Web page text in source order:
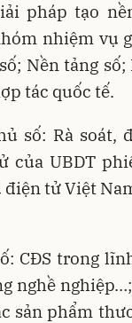
pháp tạo
nhiệm vụ
Nền tảng
tác quốc tế.
số: Rà soát,
của UBDT
tử Việt
CĐS trong
nghề
sản phẩm